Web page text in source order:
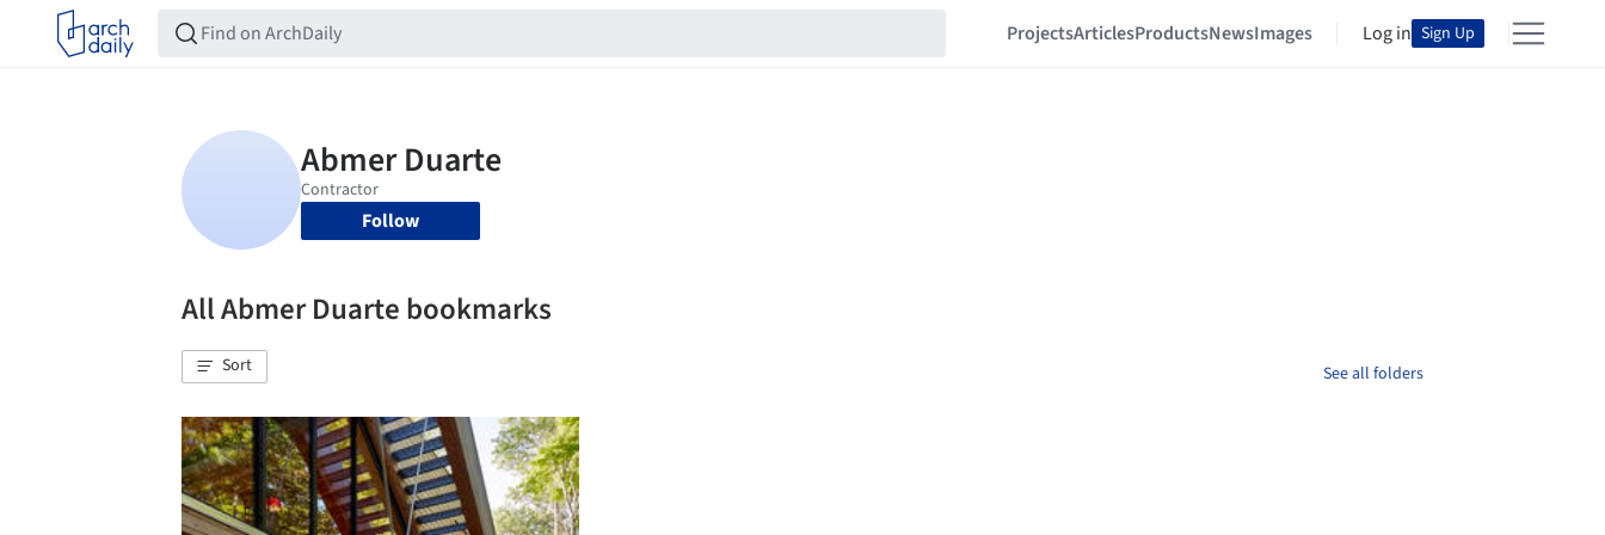
ProjectsArticlesProductsNewsImages Log in Sign Up
Follow
All Abmer Duarte bookmarks
Sort See all folders